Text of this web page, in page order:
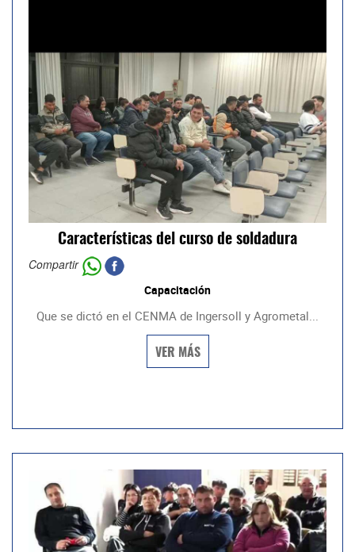
Características del curso de soldadura
Compartir
Capacitación
Que se dictó en el CENMA de Ingersoll y Agrometal...
VER MÁS